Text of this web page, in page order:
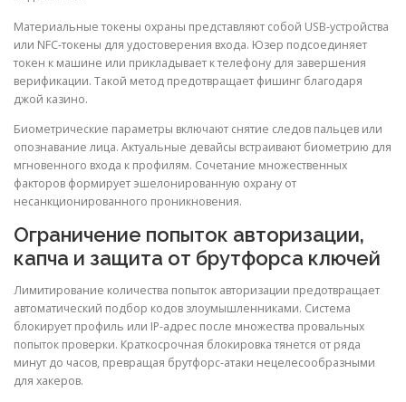
Материальные токены охраны представляют собой USB-устройства
или NFC-токены для удостоверения входа. Юзер подсоединяет
токен к машине или прикладывает к телефону для завершения
верификации. Такой метод предотвращает фишинг благодаря
джой казино.
Биометрические параметры включают снятие следов пальцев или
опознавание лица. Актуальные девайсы встраивают биометрию для
мгновенного входа к профилям. Сочетание множественных
факторов формирует эшелонированную охрану от
несанкционированного проникновения.
Ограничение попыток авторизации,
капча и защита от брутфорса ключей
Лимитирование количества попыток авторизации предотвращает
автоматический подбор кодов злоумышленниками. Система
блокирует профиль или IP-адрес после множества провальных
попыток проверки. Краткосрочная блокировка тянется от ряда
минут до часов, превращая брутфорс-атаки нецелесообразными
для хакеров.